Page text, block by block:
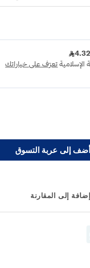
أضف إلى عربة التسوق
إضافة إلى المقارنة